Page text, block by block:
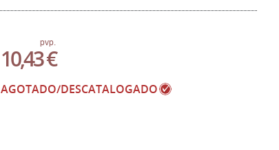
pvp.
10,43 €
AGOTADO/DESCATALOGADO